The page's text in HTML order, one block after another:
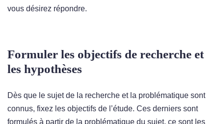
vous désirez répondre.
Formuler les objectifs de recherche et
les hypothèses
Dès que le sujet de la recherche et la problématique sont
connus, fixez les objectifs de l’étude. Ces derniers sont
formulés à partir de la problématique du sujet, ce sont les